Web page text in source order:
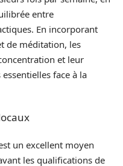
entre
En incorporant
de méditation, les
et leur
face à la
un excellent moyen
les qualifications de